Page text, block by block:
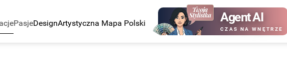
PasjeDesignArtystyczna Mapa Polski Agent AI
CZAS NA WNĘTRZE